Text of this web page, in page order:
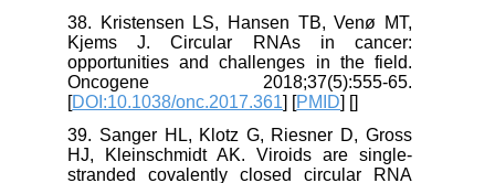
38. Kristensen LS, Hansen TB, Venø MT,
Kjems J. Circular RNAs in cancer:
opportunities and challenges in the field.
Oncogene 2018;37(5):555-65.
[DOI:10.1038/onc.2017.361] [PMID] [
39. Sanger HL, Klotz G, Riesner D, Gross
HJ, Kleinschmidt AK. Viroids are single-
stranded covalently closed circular RNA